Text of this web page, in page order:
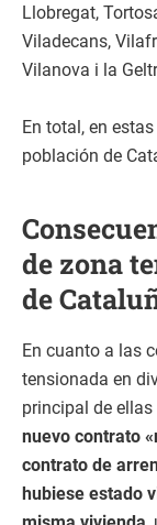
Llobregat,
Viladecans,
Vilanova i la
En total, en
población de
de zona
de
En cuanto a las
tensionada en
principal de ellas
nuevo contrato
contrato de
hubiese estado